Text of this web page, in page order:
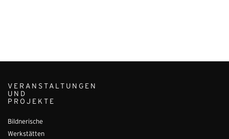
VERANSTALTUNGEN
UND
PROJEKTE
Bildnerische
Werkstätten